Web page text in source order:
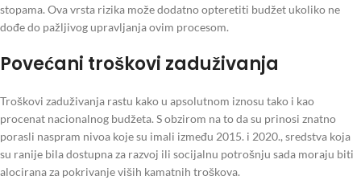
stopama. Ova vrsta rizika može dodatno opteretiti budžet ukoliko ne
dođe do pažljivog upravljanja ovim procesom.
Povećani troškovi zaduživanja
Troškovi zaduživanja rastu kako u apsolutnom iznosu tako i kao
procenat nacionalnog budžeta. S obzirom na to da su prinosi znatno
porasli naspram nivoa koje su imali između 2015. i 2020., sredstva koja
su ranije bila dostupna za razvoj ili socijalnu potrošnju sada moraju biti
alocirana za pokrivanje viših kamatnih troškova.